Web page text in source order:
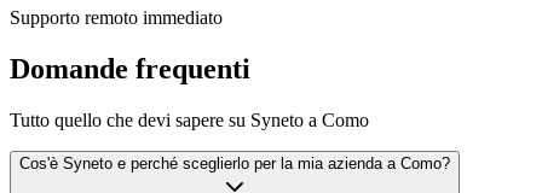
Supporto remoto immediato
Domande frequenti
Tutto quello che devi sapere su Syneto a Como
Cos'è Syneto e perché sceglierlo per la mia azienda a Como?